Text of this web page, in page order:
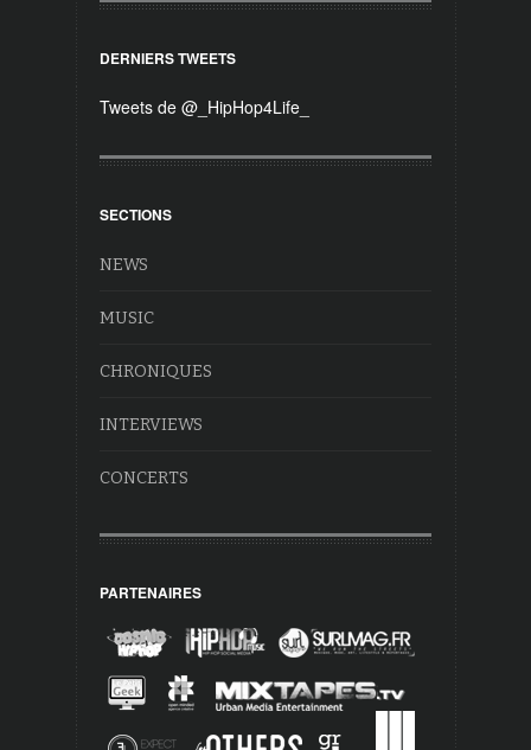
DERNIERS TWEETS
Tweets de @_HipHop4Life_
SECTIONS
NEWS
MUSIC
CHRONIQUES
INTERVIEWS
CONCERTS
PARTENAIRES